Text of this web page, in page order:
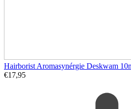
Hairborist Aromasynérgie Deskwam
€17,95